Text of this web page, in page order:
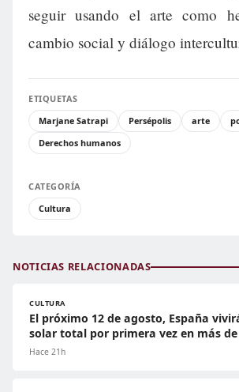
seguir usando el arte como
cambio social y diálogo
ETIQUETAS
Marjane Satrapi
Persépolis arte
Derechos humanos
CATEGORÍA
Cultura
NOTICIAS RELACIONADAS
CULTURA
El próximo 12 de agosto, España
solar total por primera vez en más
Hace 21h